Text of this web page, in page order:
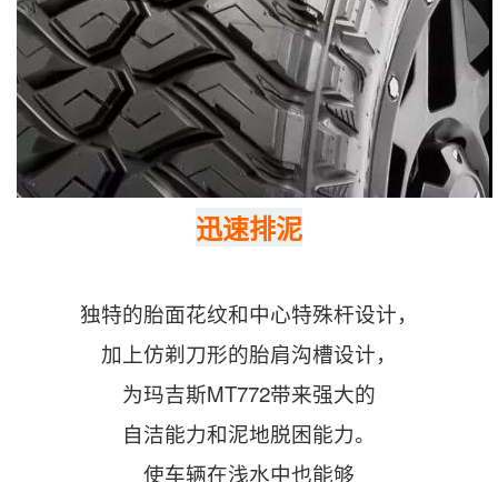
迅速排泥
独特的胎面花纹和中心特殊杆设计，
加上仿剃刀形的胎肩沟槽设计，
为玛吉斯MT772带来强大的
自洁能力和泥地脱困能力。
使车辆在浅水中也能够